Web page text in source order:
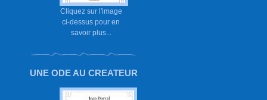
Cliquez sur l'image
ci-dessus pour en
savoir plus...
UNE ODE AU CREATEUR